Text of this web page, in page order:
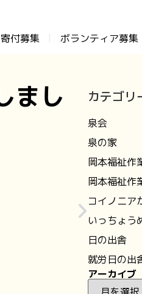
⁨寄付募集 ボランティア募集
まし カテゴリ
泉会
泉の家
岡本福祉作
岡本福祉作
コイノニア
いっちょう
日の出舎
就労日の出
アーカイブ